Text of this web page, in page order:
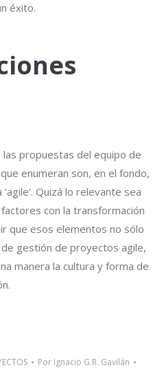
éxito.
propuestas del equipo de
enumeran son, en el fondo,
Quizá lo relevante sea
con la transformación
que esos elementos no sólo
gestión de proyectos agile,
manera la cultura y forma de
Por Ignacio G.R. Gavilán